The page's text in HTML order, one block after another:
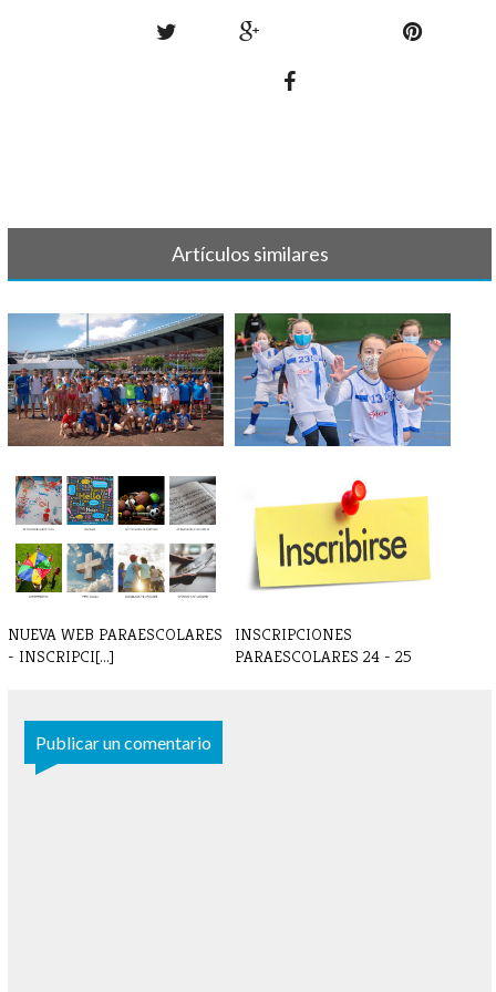
Artículos similares
TORNEO BILBAO INDAUTXU
2022
GALERÍA DE FOTOS FEBRERO
NUEVA WEB PARAESCOLARES
- INSCRIPCI[...]
INSCRIPCIONES
PARAESCOLARES 24 - 25
Publicar un comentario